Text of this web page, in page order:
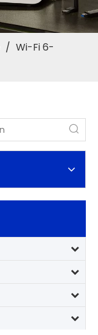
/ Wi-Fi 6-